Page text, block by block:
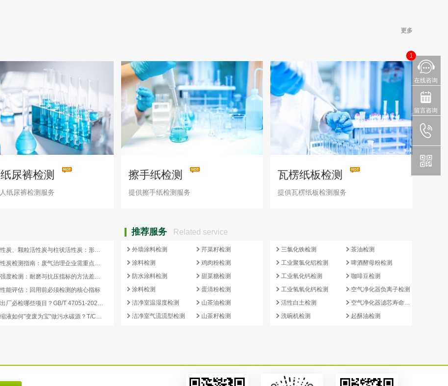
更多
尿裤检测
纸尿裤检测服务
擦手纸检测
提供擦手纸检测服务
瓦楞纸板检测
提供瓦楞纸板检测服务
推荐服务 Related service
蜂窝活性炭、颗粒活性炭与柱状活性炭：形态差异与检测重点对照
蜂窝活性炭检测指南：废气治理企业需重点关注的5项核心指标
活性炭强度检测：耐磨与抗压指标的方法差异及验收意义
能评估：回用前必须检测的核心指标
再生炭出厂必检哪些项目？GB/T 47051-2026 再生活性炭检测清单这样列
副产浓缩液如何"变废为宝"做污水碳源？T/CCEIA 0006-2026 核心解读
外墙涂料检测
涂料检测
防水涂料检测
涂料检测
洁净室温湿度检测
洁净室气流流型检测
芹菜籽检测
鸡肉粉检测
甜菜糖检测
蛋清粉检测
山茶油检测
山茶籽检测
三氯化铁检测
工业聚氯化铝检测
工业氧化钙检测
工业氢氧化钙检测
活性白土检测
洗碗机检测
茶油检测
啤酒酵母粉检测
咖啡豆检测
空气净化器负离子检测
空气净化器滤芯寿命检测
起酥油检测
在线咨询
1
留言咨询